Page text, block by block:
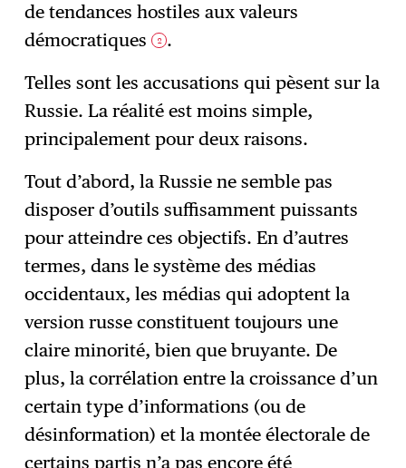
de tendances hostiles aux valeurs
démocratiques 2 .
Telles sont les accusations qui pèsent sur la
Russie. La réalité est moins simple,
principalement pour deux raisons.
Tout d’abord, la Russie ne semble pas
disposer d’outils suffisamment puissants
pour atteindre ces objectifs. En d’autres
termes, dans le système des médias
occidentaux, les médias qui adoptent la
version russe constituent toujours une
claire minorité, bien que bruyante. De
plus, la corrélation entre la croissance d’un
certain type d’informations (ou de
désinformation) et la montée électorale de
certains partis n’a pas encore été